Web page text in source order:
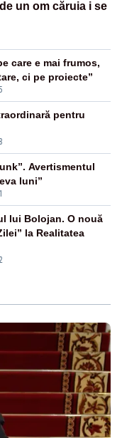
un om căruia i se
care e mai frumos,
ci pe proiecte”
pentru
Avertismentul
luni”
lui Bolojan. O nouă
la Realitatea